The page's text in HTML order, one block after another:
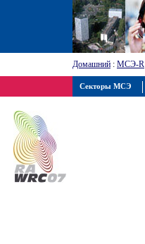
Домашний : МСЭ-R
Секторы МСЭ